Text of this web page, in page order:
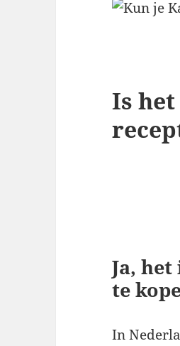
Is
Ja,
te
In